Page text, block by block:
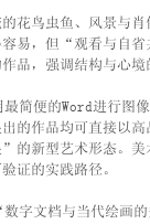
花鸟虫鱼、风景与
易，但“观看与自
品，强调结构与心
便的Word进行图像
的作品均可直接以
的新型艺术形态。美
证的实践路径。
文档与当代绘画的